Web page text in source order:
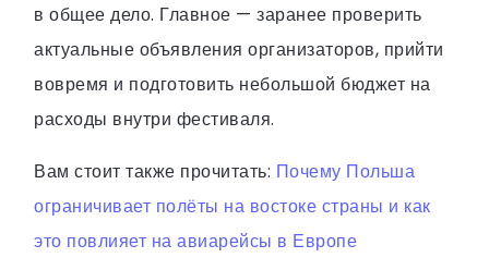
в общее дело. Главное — заранее проверить
актуальные объявления организаторов, прийти
вовремя и подготовить небольшой бюджет на
расходы внутри фестиваля.
Вам стоит также прочитать: Почему Польша
ограничивает полёты на востоке страны и как
это повлияет на авиарейсы в Европе